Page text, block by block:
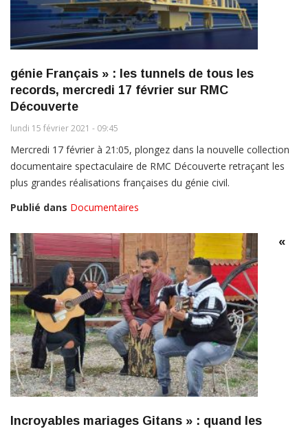
génie Français » : les tunnels de tous les
records, mercredi 17 février sur RMC
Découverte
lundi 15 février 2021 - 09:45
Mercredi 17 février à 21:05, plongez dans la nouvelle collection
documentaire spectaculaire de RMC Découverte retraçant les
plus grandes réalisations françaises du génie civil.
Publié dans Documentaires
«
Incroyables mariages Gitans » : quand les